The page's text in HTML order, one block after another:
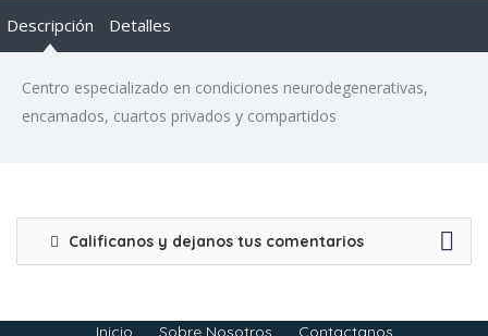
Descripción Detalles
Centro especializado en condiciones neurodegenerativas,
encamados, cuartos privados y compartidos
Calificanos y dejanos tus comentarios
Inicio Sobre Nosotros Contactanos